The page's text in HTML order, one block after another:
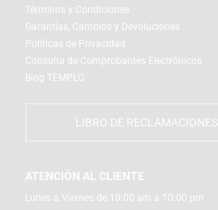
Términos y Condiciones
Garantías, Cambios y Devoluciones
Políticas de Privacidad
Consulta de Comprobantes Electrónicos
Blog TEMPLO
LIBRO DE RECLAMACIONES
ATENCIÓN AL CLIENTE
Lunes a Viernes de 10:00 am a 10:00 pm